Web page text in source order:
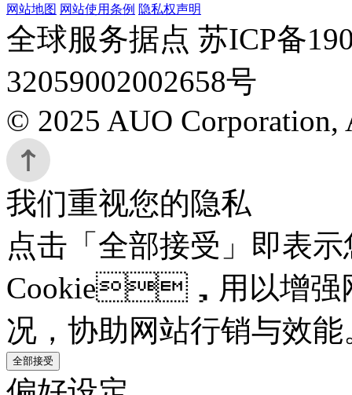
网站地图 网站使用条例 隐私权声明
全球服务据点 苏ICP备
32059002002658号
© 2025 AUO Corporation,
我们重视您的隐私
点击「全部接受」即表
Cookie，用以增强网
况，协助网站行销与效
全部接受